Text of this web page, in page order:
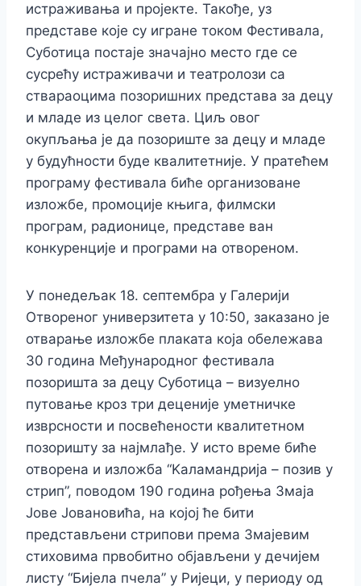
истраживања и пројекте. Такође, уз
представе које су игране током Фестивала,
Суботица постаје значајно место где се
сусрећу истраживачи и театролози са
ствараоцима позоришних представа за децу
и младе из целог света. Циљ овог
окупљања је да позориште за децу и младе
у будућности буде квалитетније. У пратећем
програму фестивала биће организоване
изложбе, промоције књига, филмски
програм, радионице, представе ван
конкуренције и програми на отвореном.
У понедељак 18. септембра у Галерији
Отвореног универзитета у 10:50, заказано је
отварање изложбе плаката која обележава
30 година Међународног фестивала
позоришта за децу Суботица – визуелно
путовање кроз три деценије уметничке
изврсности и посвећености квалитетном
позоришту за најмлађе. У исто време биће
отворена и изложба “Kаламандрија – позив у
стрип”, поводом 190 година рођења Змаја
Јове Јовановића, на којој ће бити
представљени стрипови према Змајевим
стиховима првобитно објављени у дечијем
листу “Бијела пчела” у Ријеци, у периоду од